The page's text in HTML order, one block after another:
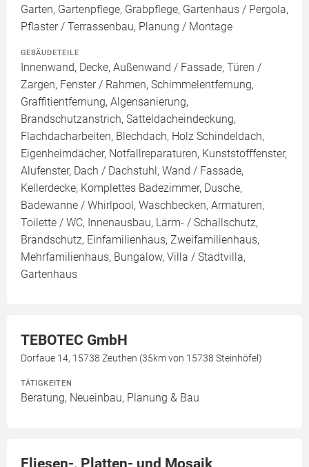
Garten, Gartenpflege, Grabpflege, Gartenhaus / Pergola,
Pflaster / Terrassenbau, Planung / Montage
GEBÄUDETEILE
Innenwand, Decke, Außenwand / Fassade, Türen /
Zargen, Fenster / Rahmen, Schimmelentfernung,
Graffitientfernung, Algensanierung,
Brandschutzanstrich, Satteldacheindeckung,
Flachdacharbeiten, Blechdach, Holz Schindeldach,
Eigenheimdächer, Notfallreparaturen, Kunststofffenster,
Alufenster, Dach / Dachstuhl, Wand / Fassade,
Kellerdecke, Komplettes Badezimmer, Dusche,
Badewanne / Whirlpool, Waschbecken, Armaturen,
Toilette / WC, Innenausbau, Lärm- / Schallschutz,
Brandschutz, Einfamilienhaus, Zweifamilienhaus,
Mehrfamilienhaus, Bungalow, Villa / Stadtvilla,
Gartenhaus
TEBOTEC GmbH
Dorfaue 14, 15738 Zeuthen (35km von 15738 Steinhöfel)
TÄTIGKEITEN
Beratung, Neueinbau, Planung & Bau